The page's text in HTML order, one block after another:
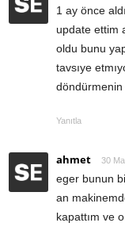
1 ay önce
update ettim
oldu bunu
tavsıye
döndürmenin
Yanıtla
ahmet 30
eger bunun
an
kapattım ve